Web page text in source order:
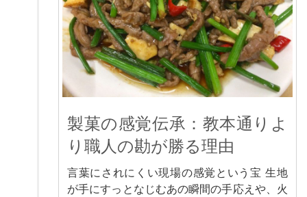
製菓の感覚伝承：教本通りよ
り職人の勘が勝る理由
言葉にされにくい現場の感覚という宝 生地
が手にすっとなじむあの瞬間の手応えや、火